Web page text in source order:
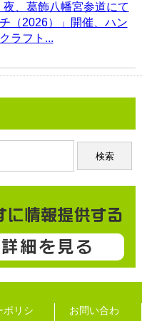
夜、葛飾八幡宮参道にて
（2026）」開催、ハン
ラフト...
ポリシ
お問い合わ